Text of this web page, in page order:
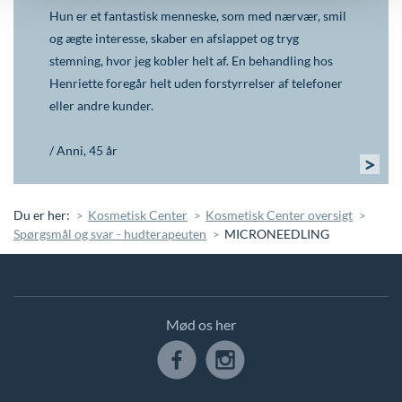
Hun er et fantastisk menneske, som med nærvær, smil
og ægte interesse, skaber en afslappet og tryg
stemning, hvor jeg kobler helt af. En behandling hos
Henriette foregår helt uden forstyrrelser af telefoner
eller andre kunder.
/ Anni, 45 år
>
Du er her: Kosmetisk Center
Kosmetisk Center oversigt
Spørgsmål og svar - hudterapeuten
MICRONEEDLING
Mød os her